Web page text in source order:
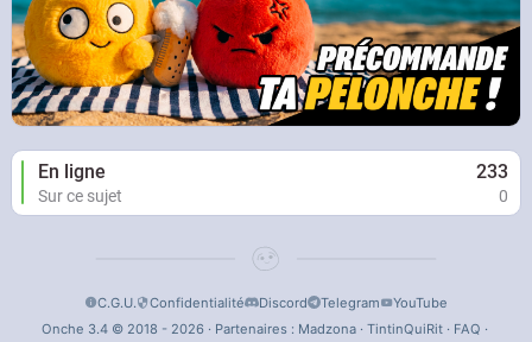
En ligne 233
Sur ce sujet 0
C.G.U. Confidentialité Discord Telegram
YouTube
Onche 3.4 © 2018 - 2026 · Partenaires : Madzona· TintinQuiRit· FAQ ·